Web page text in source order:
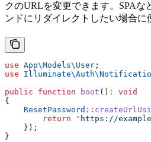
クのURLを変更できます。SPAな
ンドにリダイレクトしたい場合に
use App\Models\ User ;
use
public function boot () :
void
{
    ResetPassword
::
        return
'https://
    });
}